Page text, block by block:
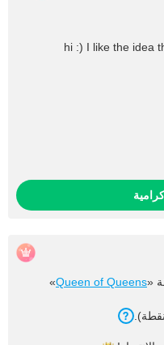
hi :) I like the idea
«
Queen of Queens
»